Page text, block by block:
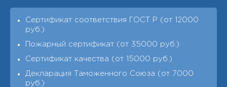
Сертификат соответствия ГОСТ Р (от 12000
руб.)
Пожарный сертификат (от 35000 руб.)
Сертификат качества (от 15000 руб.)
Декларация Таможенного Союза (от 7000
руб.)